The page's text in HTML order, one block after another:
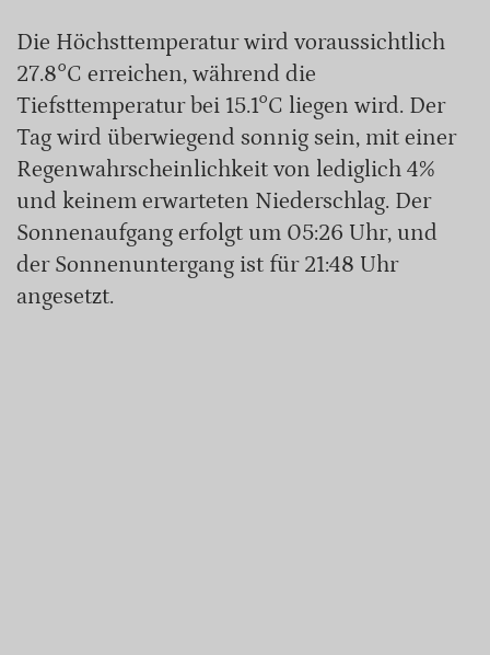
Die Höchsttemperatur wird voraussichtlich
27.8°C erreichen, während die
Tiefsttemperatur bei 15.1°C liegen wird. Der
Tag wird überwiegend sonnig sein, mit einer
Regenwahrscheinlichkeit von lediglich 4%
und keinem erwarteten Niederschlag. Der
Sonnenaufgang erfolgt um 05:26 Uhr, und
der Sonnenuntergang ist für 21:48 Uhr
angesetzt.